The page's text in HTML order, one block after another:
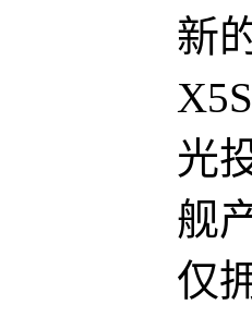
新
光
舰
仅